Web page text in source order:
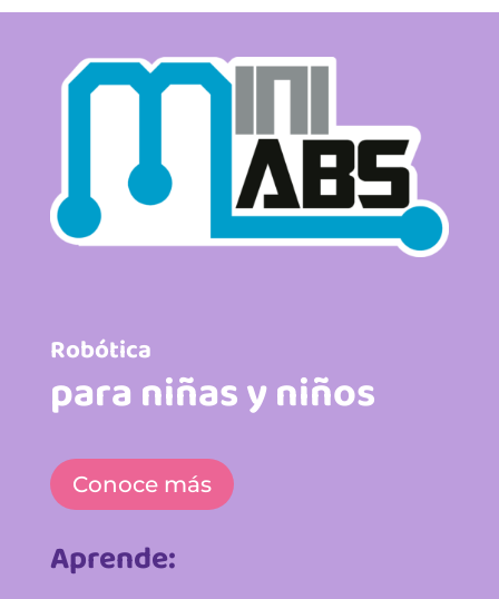
Robótica
para niñas y niños
Conoce más
Aprende: